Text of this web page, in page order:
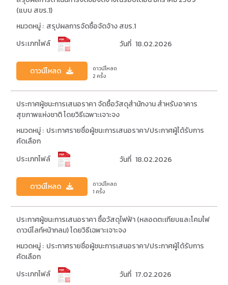
(แบบ สขร.1)
หมวดหมู่ : สรุปผลการจัดซื้อจัดจ้าง สขร.1
ประเภทไฟล์
วันที่ 18.02.2026
ดาวน์โหลด
ดาวน์โหลด
2 ครั้ง
ประกาศผู้ชนะการเสนอราคา จัดซื้อวัสดุสำนักงาน สำหรับอาคาร
สุขภาพแห่งชาติ โดยวิธีเฉพาะเจาะจง
หมวดหมู่ : ประกาศรายชื่อผู้ชนะการเสนอราคา/ประกาศผู้ได้รับการ
คัดเลือก
ประเภทไฟล์
วันที่ 18.02.2026
ดาวน์โหลด
ดาวน์โหลด
1 ครั้ง
ประกาศผู้ชนะการเสนอราคา ซื้อวัสดุไฟฟ้า (หลอดตะเกียบและโคมไฟ
ดาวน์ไลท์หน้ากลม) โดยวิธีเฉพาะเจาะจง
หมวดหมู่ : ประกาศรายชื่อผู้ชนะการเสนอราคา/ประกาศผู้ได้รับการ
คัดเลือก
ประเภทไฟล์
วันที่ 17.02.2026